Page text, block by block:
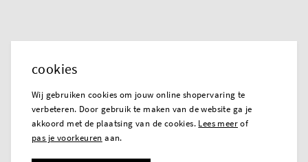
cookies
Wij gebruiken cookies om jouw online shopervaring te
verbeteren. Door gebruik te maken van de website ga je
akkoord met de plaatsing van de cookies. Lees meerof
pas je voorkeuren aan.